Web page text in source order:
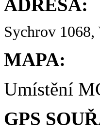
ADRESA:
Sychrov
MAPA:
Umístění
GPS